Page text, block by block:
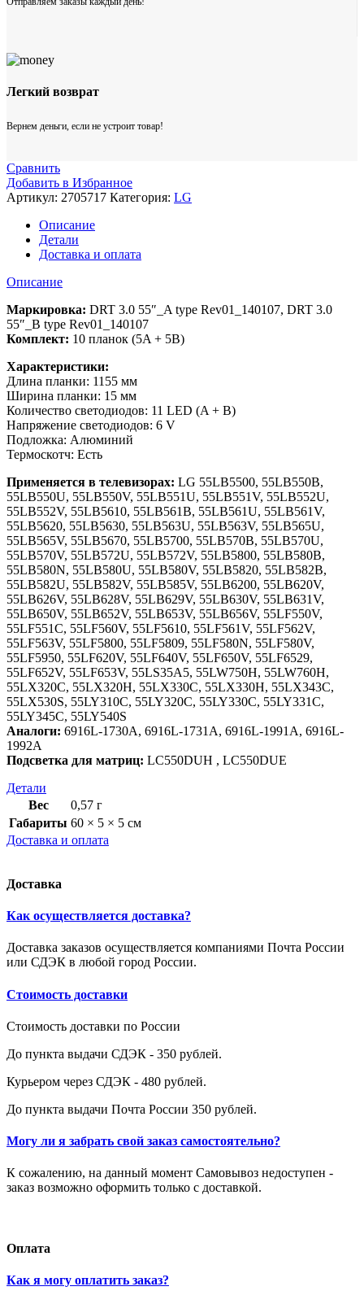
Легкий возврат
Вернем деньги, если не устроит товар!
Сравнить
Добавить в Избранное
Артикул: 2705717 Категория: LG
Описание
Детали
Доставка и оплата
Описание
Маркировка: DRT 3.0 55″_A type Rev01_140107, DRT 3.0
55″_B type Rev01_140107
Комплект: 10 планок (5A + 5B)
Характеристики:
Длина планки: 1155 мм
Ширина планки: 15 мм
Количество светодиодов: 11 LED (A + B)
Напряжение светодиодов: 6 V
Подложка: Алюминий
Термоскотч: Есть
Применяется в телевизорах: LG 55LB5500, 55LB550B,
55LB550U, 55LB550V, 55LB551U, 55LB551V, 55LB552U,
55LB552V, 55LB5610, 55LB561B, 55LB561U, 55LB561V,
55LB5620, 55LB5630, 55LB563U, 55LB563V, 55LB565U,
55LB565V, 55LB5670, 55LB5700, 55LB570B, 55LB570U,
55LB570V, 55LB572U, 55LB572V, 55LB5800, 55LB580B,
55LB580N, 55LB580U, 55LB580V, 55LB5820, 55LB582B,
55LB582U, 55LB582V, 55LB585V, 55LB6200, 55LB620V,
55LB626V, 55LB628V, 55LB629V, 55LB630V, 55LB631V,
55LB650V, 55LB652V, 55LB653V, 55LB656V, 55LF550V,
55LF551C, 55LF560V, 55LF5610, 55LF561V, 55LF562V,
55LF563V, 55LF5800, 55LF5809, 55LF580N, 55LF580V,
55LF5950, 55LF620V, 55LF640V, 55LF650V, 55LF6529,
55LF652V, 55LF653V, 55LS35A5, 55LW750H, 55LW760H,
55LX320C, 55LX320H, 55LX330C, 55LX330H, 55LX343C,
55LX530S, 55LY310C, 55LY320C, 55LY330C, 55LY331C,
55LY345C, 55LY540S
Аналоги: 6916L-1730A, 6916L-1731A, 6916L-1991A, 6916L-
1992A
Подсветка для матриц: LC550DUH , LC550DUE
Детали
Вес
0,57 г
Габариты 60 × 5 × 5 см
Доставка и оплата
Доставка
Как осуществляется доставка?
Доставка заказов осуществляется компаниями Почта России
или СДЭК в любой город России.
Стоимость доставки
Стоимость доставки по России
До пункта выдачи СДЭК - 350 рублей.
Курьером через СДЭК - 480 рублей.
До пункта выдачи Почта России 350 рублей.
Могу ли я забрать свой заказ самостоятельно?
К сожалению, на данный момент Самовывоз недоступен -
заказ возможно оформить только с доставкой.
Оплата
Как я могу оплатить заказ?